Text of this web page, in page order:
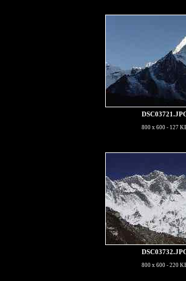
800 x 600 - 127
800 x 600 - 220